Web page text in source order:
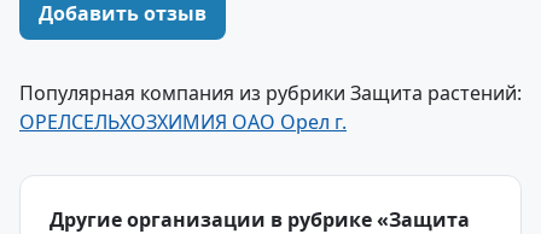
Добавить отзыв
Популярная компания из рубрики Защита растений:
ОРЕЛСЕЛЬХОЗХИМИЯ ОАО Орел г.
Другие организации в рубрике «Защита